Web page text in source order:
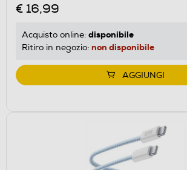
€ 16,99
Acquisto online: disponibile
Ritiro in negozio: non disponibile
AGGIUNGI